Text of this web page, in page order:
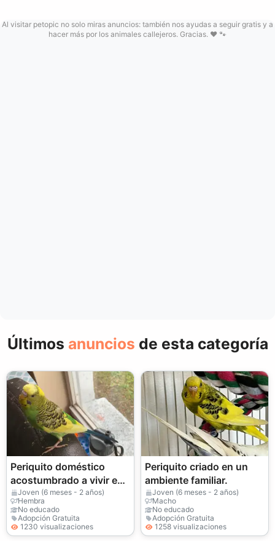
Al visitar petopic no solo miras anuncios: también nos ayudas a seguir gratis y a
hacer más por los animales callejeros. Gracias. ❤️ 🐾
Últimos anuncios de esta categoría
Periquito doméstico
acostumbrado a vivir en
apartamento
Joven (6 meses - 2 años)
Hembra
No educado
Adopción Gratuita
1230 visualizaciones
Periquito criado en un
ambiente familiar.
Joven (6 meses - 2 años)
Macho
No educado
Adopción Gratuita
1258 visualizaciones